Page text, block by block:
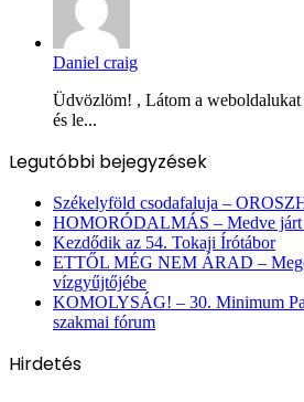
Daniel craig
Üdvözlöm! , Látom a
és le...
Legutóbbi bejegyzések
Székelyföld csodafaluja –
HOMORÓDALMÁS – Medve járt
Kezdődik az 54. Tokaji Írótábor
ETTŐL MÉG NEM ÁRAD –
vízgyűjtőjébe
KOMOLYSÁG! – 30. Minimum
szakmai fórum
Hirdetés